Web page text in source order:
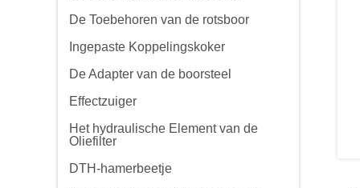
De Toebehoren van de rotsboor
Ingepaste Koppelingskoker
De Adapter van de boorsteel
Effectzuiger
Het hydraulische Element van de
Oliefilter
DTH-hamerbeetje